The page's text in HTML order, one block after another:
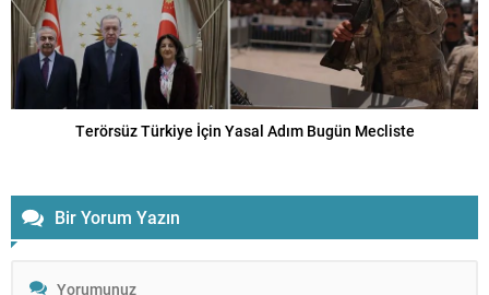
Terörsüz Türkiye İçin Yasal Adım Bugün Mecliste
Bir Yorum Yazın